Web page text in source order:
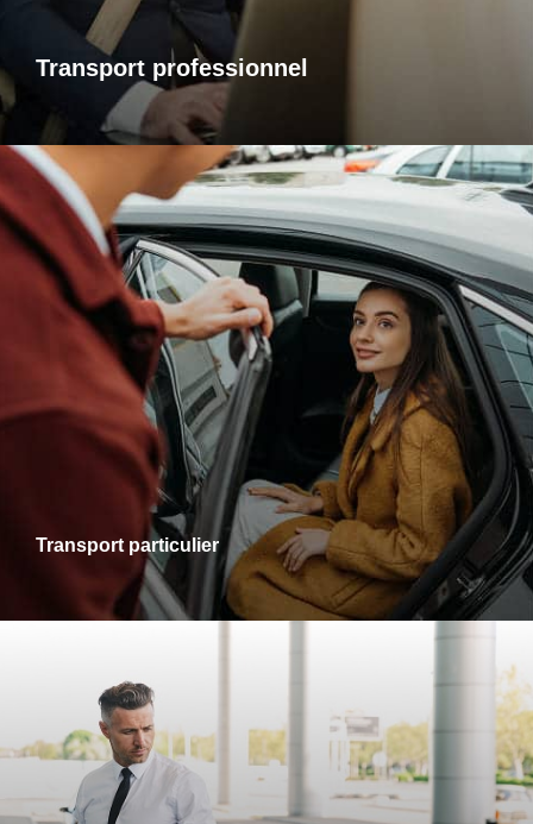
Transport professionnel
Transport particulier
Transports particuliers
Que ce soit pour une sortie en ville, une visite chez des
proches ou un rendez-vous personnel, je vous accompagne
dans tous vos trajets avec fiabilité et confort. Profitez d’un
service adapté à vos besoins, alliant ponctualité et
disponibilité.
Transports gare-aéroport
Pour vos départs comme pour vos retours, profitez d’un